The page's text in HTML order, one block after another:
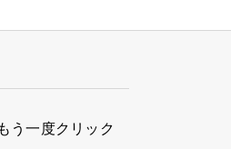
う一度クリック